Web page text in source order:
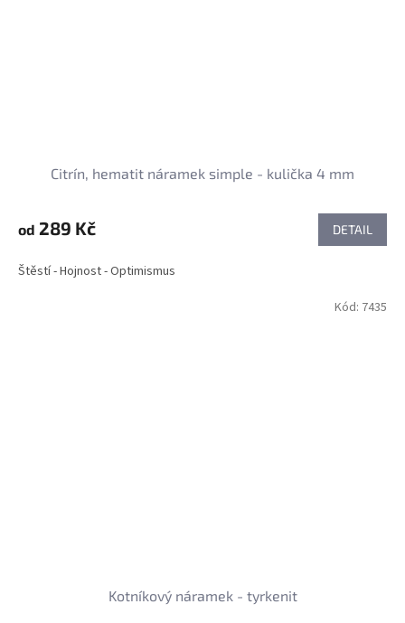
Citrín, hematit náramek simple - kulička 4 mm
od 289 Kč DETAIL
Štěstí - Hojnost - Optimismus
Kotníkový náramek - tyrkenit
Kód: 7435